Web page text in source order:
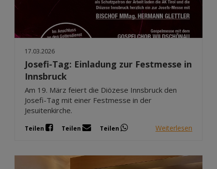
17.03.2026
Josefi-Tag: Einladung zur Festmesse in
Innsbruck
Am 19. März feiert die Diözese Innsbruck den
Josefi-Tag mit einer Festmesse in der
Jesuitenkirche.
Teilen Teilen Teilen Weiterlesen